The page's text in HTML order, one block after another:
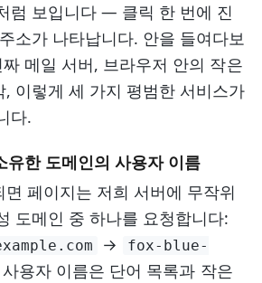
럼 보입니다 — 클릭 한 번에 진
소가 나타납니다. 안을 들여다보
메일 서버, 브라우저 안의 작은
, 이렇게 세 가지 평범한 서비스가
다.
한 도메인의 사용자 이름
페이지는 저희 서버에 무작위
도메인 중 하나를 요청합니다:
→
fox-blue-
용자 이름은 단어 목록과 작은